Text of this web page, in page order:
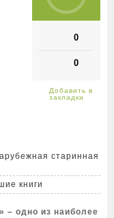
0
0
старинная
книги
– одно из наиболее